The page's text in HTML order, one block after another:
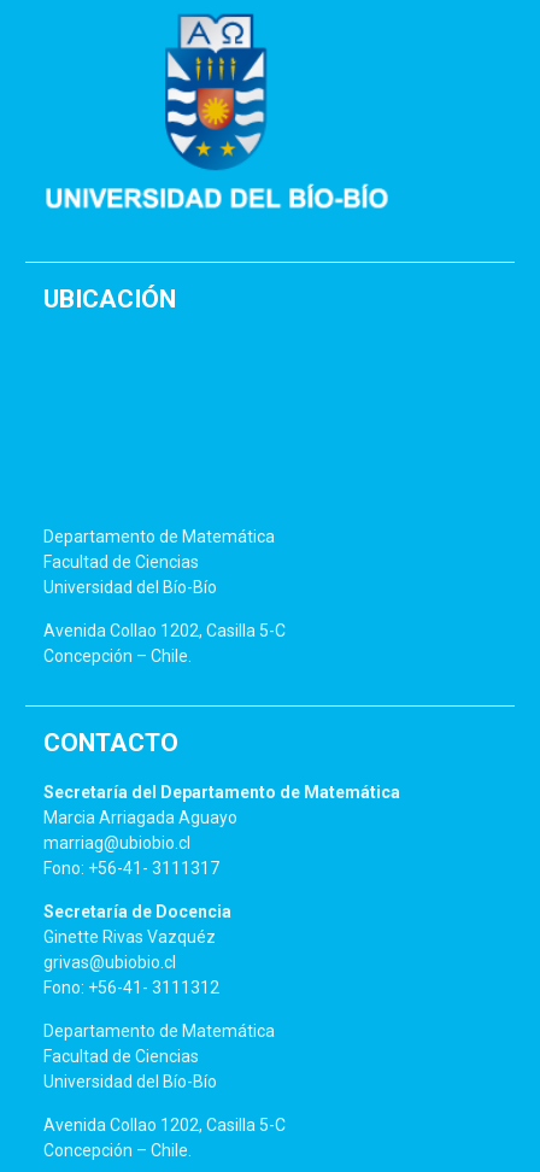
UBICACIÓN
Departamento de Matemática
Facultad de Ciencias
Universidad del Bío-Bío
Avenida Collao 1202, Casilla 5-C
Concepción – Chile.
CONTACTO
Secretaría del Departamento de Matemática
Marcia Arriagada Aguayo
marriag@ubiobio.cl
Fono: +56-41- 3111317
Secretaría de Docencia
Ginette Rivas Vazquéz
grivas@ubiobio.cl
Fono: +56-41- 3111312
Departamento de Matemática
Facultad de Ciencias
Universidad del Bío-Bío
Avenida Collao 1202, Casilla 5-C
Concepción – Chile.